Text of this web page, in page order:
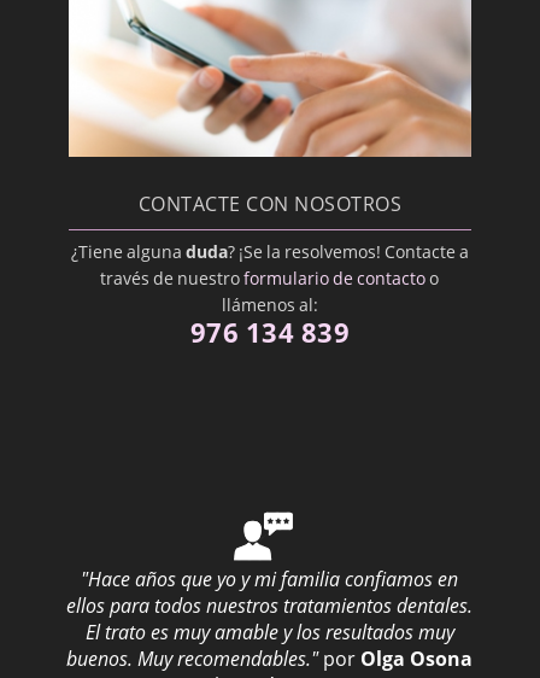
Maloclusión
Membrana Mucosa
Mucosa Oral
Odontopediatra
Oseointegración
Osteoplastía
Prostodoncista
Prótesis Dental
Prótesis Inmediata
CONTACTE CON NOSOTROS
¿Tiene alguna duda? ¡Se la resolvemos! Contacte a
través de nuestroformulario de contactoo
llámenos al:
976 134 839
"Hace años que yo y mi familia confiamos en
ellos para todos nuestros tratamientos dentales.
El trato es muy amable y los resultados muy
buenos. Muy recomendables." por Olga Osona